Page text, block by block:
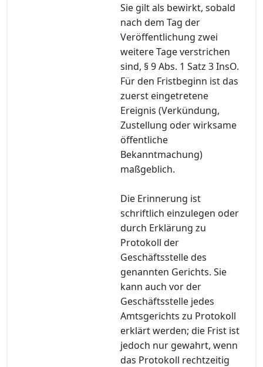
Sie gilt als bewirkt, sobald
nach dem Tag der
Veröffentlichung zwei
weitere Tage verstrichen
sind, § 9 Abs. 1 Satz 3 InsO.
Für den Fristbeginn ist das
zuerst eingetretene
Ereignis (Verkündung,
Zustellung oder wirksame
öffentliche
Bekanntmachung)
maßgeblich.
Die Erinnerung ist
schriftlich einzulegen oder
durch Erklärung zu
Protokoll der
Geschäftsstelle des
genannten Gerichts. Sie
kann auch vor der
Geschäftsstelle jedes
Amtsgerichts zu Protokoll
erklärt werden; die Frist ist
jedoch nur gewahrt, wenn
das Protokoll rechtzeitig